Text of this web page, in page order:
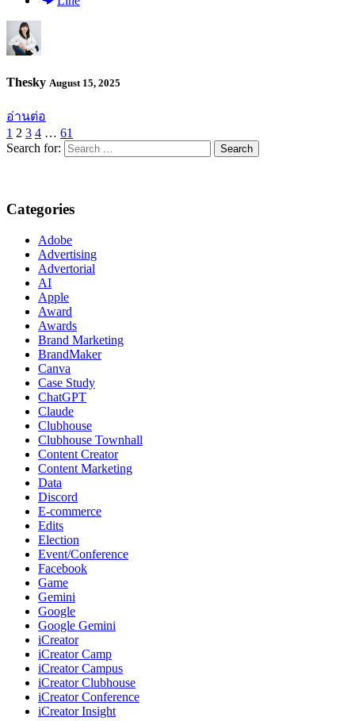
Thesky August 15, 2025
อ่านต่อ
1 2 3 4 … 61
Search for:
Categories
Adobe
Advertising
Advertorial
AI
Apple
Award
Awards
Brand Marketing
BrandMaker
Canva
Case Study
ChatGPT
Claude
Clubhouse
Clubhouse Townhall
Content Creator
Content Marketing
Data
Discord
E-commerce
Edits
Election
Event/Conference
Facebook
Game
Gemini
Google
Google Gemini
iCreator
iCreator Camp
iCreator Campus
iCreator Clubhouse
iCreator Conference
iCreator Insight